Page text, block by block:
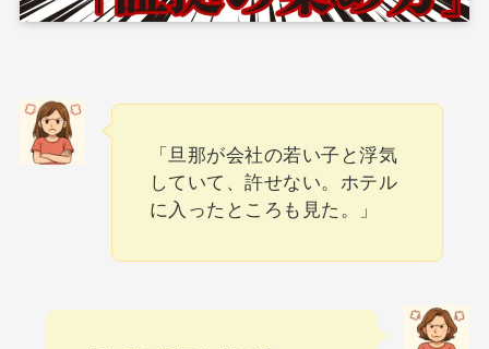
「旦那が会社の若い子と浮気
していて、許せない。ホテル
に入ったところも見た。」